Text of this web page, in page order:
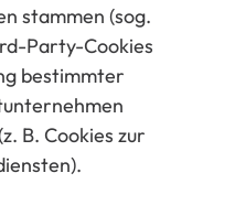
stammen (sog.
Party-Cookies
bestimmter
B. Cookies zur